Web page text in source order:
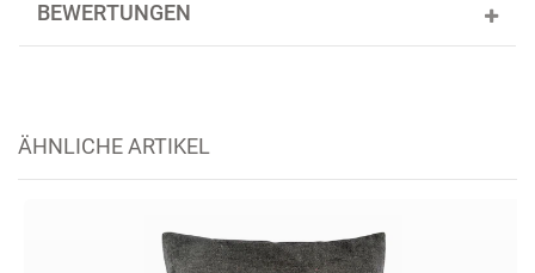
BEWERTUNGEN
ÄHNLICHE ARTIKEL